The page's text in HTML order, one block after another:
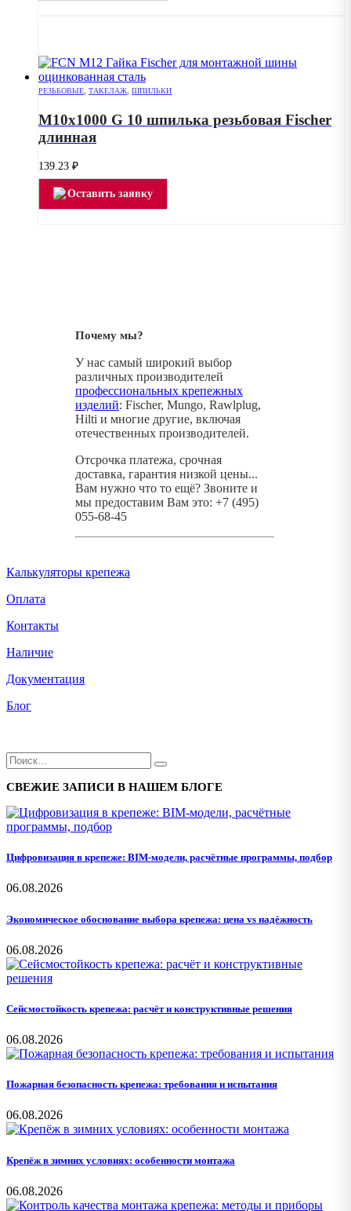
РЕЗЬБОВЫЕ ТАКЕЛАЖ ШПИЛЬКИ
M10х1000 G 10 шпилька резьбовая Fischer
длинная
139.23 ₽
Оставить заявку
Почему мы?
У нас самый широкий выбор
различных производителей
профессиональных крепежных
изделий: Fischer, Mungo, Rawlplug,
Hilti и многие другие, включая
отечественных производителей.
Отсрочка платежа, срочная
доставка, гарантия низкой цены...
Вам нужно что то ещё? Звоните и
мы предоставим Вам это: +7 (495)
055-68-45
Калькуляторы крепежа
Оплата
Контакты
Наличие
Документация
Блог
СВЕЖИЕ ЗАПИСИ В НАШЕМ БЛОГЕ
Цифровизация в крепеже: BIM-модели, расчётные программы, подбор
06.08.2026
Экономическое обоснование выбора крепежа: цена vs надёжность
06.08.2026
Сейсмостойкость крепежа: расчёт и конструктивные решения
06.08.2026
Пожарная безопасность крепежа: требования и испытания
06.08.2026
Крепёж в зимних условиях: особенности монтажа
06.08.2026